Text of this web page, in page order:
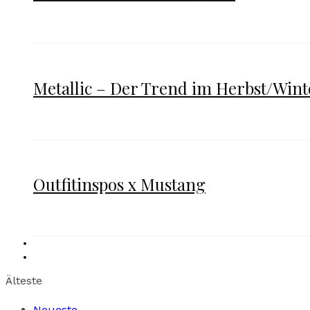
Metallic – Der Trend im Herbst/
Outfitinspos x Mustang
Älteste